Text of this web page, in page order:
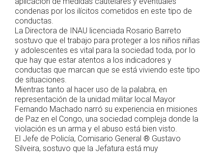
condenas por los ilícitos cometidos en este tipo de
conductas.
La Directora de INAU licenciada Rosario Barreto
sostuvo que el trabajo para proteger a los niños niñas
y adolescentes es vital para la sociedad toda, por lo
que hay que estar atentos a los indicadores y
conductas que marcan que se está viviendo este tipo
de situaciones.
Mientras tanto al hacer uso de la palabra, en
representación de la unidad militar local Mayor
Fernando Machado narró su experiencia en misiones
de Paz en el Congo, una sociedad compleja donde la
violación es un arma y el abuso está bien visto.
El Jefe de Policía, Comisario General ® Gustavo
Silveira, sostuvo que la Jefatura está muy